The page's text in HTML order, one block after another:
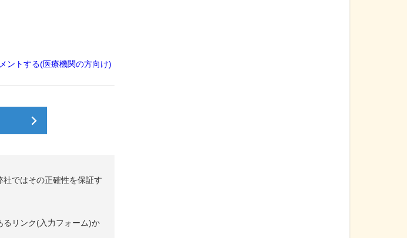
ントする(医療機関の方向け)
ではその正確性を保証す
るリンク(入力フォーム)か